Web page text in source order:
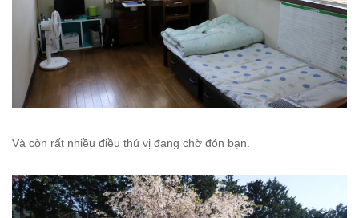
Và còn rất nhiều điều thú vị đang chờ đón bạn.